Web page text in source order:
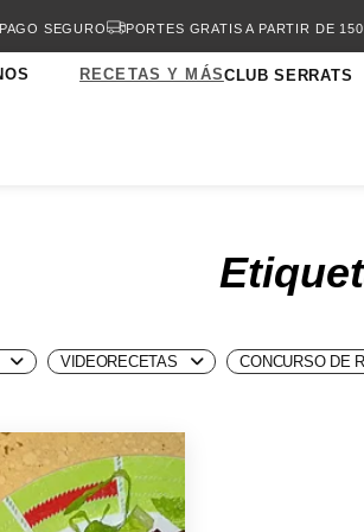
SEGURO PORTES GRATIS A PARTIR DE
RECETAS Y MÁSCLUB SERRATS
VIDEORECETAS CONCURSO DE